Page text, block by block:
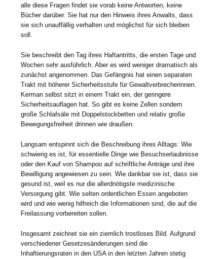
alle diese Fragen findet sie vorab keine Antworten, keine
Bücher darüber. Sie hat nur den Hinweis ihres Anwalts, dass
sie sich unauffällig verhalten und möglichst für sich bleiben
soll.
Sie beschreibt den Tag ihres Haftantritts, die ersten Tage und
Wochen sehr ausführlich. Aber es wird weniger dramatisch als
zunächst angenommen. Das Gefängnis hat einen separaten
Trakt mit höherer Sicherheitsstufe für Gewaltverbrecherinnen.
Kerman selbst sitzt in einem Trakt ein, der geringere
Sicherheitsauflagen hat. So gibt es keine Zellen sondern
große Schlafsäle mit Doppelstockbetten und relativ große
Bewegungsfreiheit drinnen wie draußen.
Langsam entspinnt sich die Beschreibung ihres Alltags: Wie
schwierig es ist, für essentielle Dinge wie Besuchserlaubnisse
oder den Kauf von Shampoo auf schriftliche Anträge und ihre
Bewilligung angewiesen zu sein. Wie dankbar sie ist, dass sie
gesund ist, weil es nur die allerdnötigste medizinische
Versorgung gibt. Wie selten ordentlichen Essen angeboten
wird und wie wenig hilfreich die Informationen sind, die auf die
Freilassung vorbereiten sollen.
Insgesamt zeichnet sie ein ziemlich trostloses Bild. Aufgrund
verschiedener Gesetzesänderungen sind die
Inhaftierungsraten in den USA in den letzten Jahren stetig